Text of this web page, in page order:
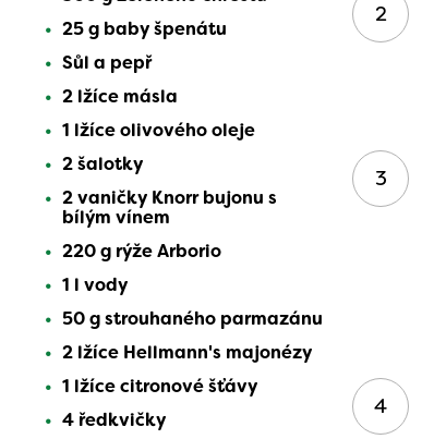
25 g baby špenátu
Sůl a pepř
2 lžíce másla
1 lžíce olivového oleje
2 šalotky
2 vaničky Knorr bujonu s
bílým vínem
220 g rýže Arborio
1 l vody
50 g strouhaného parmazánu
2 lžíce Hellmann's majonézy
1 lžíce citronové šťávy
4 ředkvičky